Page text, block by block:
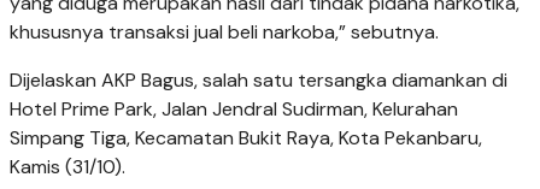
khususnya transaksi jual beli narkoba,” sebutnya.
Dijelaskan AKP Bagus, salah satu tersangka diamankan di
Hotel Prime Park, Jalan Jendral Sudirman, Kelurahan
Simpang Tiga, Kecamatan Bukit Raya, Kota Pekanbaru,
Kamis (31/10).